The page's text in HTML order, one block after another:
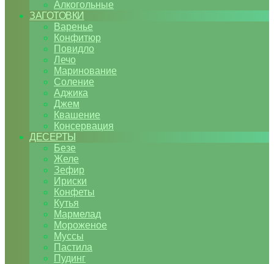
Алкогольные
ЗАГОТОВКИ
Варенье
Конфитюр
Повидло
Лечо
Маринование
Соление
Аджика
Джем
Квашение
Консервация
ДЕСЕРТЫ
Безе
Желе
Зефир
Ириски
Конфеты
Кутья
Мармелад
Мороженое
Муссы
Пастила
Пудинг